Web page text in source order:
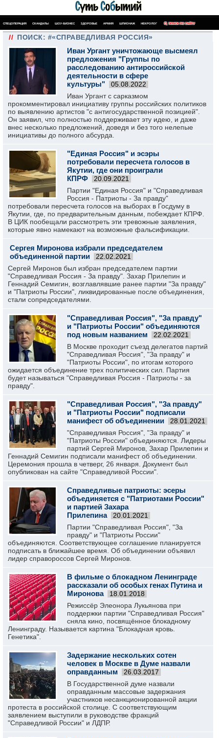
СПЕЦОПЕРАЦИЯ СКАНДАЛЫ ШОУ-БИЗНЕС ЗДОРОВЬЕ АРМИЯ ШПИОНАЖ НЕКРОЛОГ ПОИСК ПО САЙТУ
// ПОИСК: #«СПРАВЕДЛИВАЯ РОССИЯ»
Иван Ургант уничтожающе высмеял
предложения "Группы по
расследованию антироссийской
деятельности в сфере
культуры"
05.08.2022
Иван Ургант с сарказмом
прокомментировал инициативу группы российских политиков
по выявлению артистов "с антигосударственной позицией".
Он заявил, что полностью поддерживает эту идею, и даже
внес несколько предложений, доведя и без того нелепые
инициативы до полного абсурда.
"Единая Россия" и эсэры
потребовали пересчета голосов в
Якутии, где они проиграли
КПРФ
20.09.2021
Партии "Единая Россия" и "Справедливая
Россия - Патриоты - За правду"
потребовали пересчета голосов на выборах в Госдуму в
Якутии, где, по предварительным данным, побеждает КПРФ.
В ЦИК пообещали рассмотреть эти тревожные заявления,
которые явно намекают на возможные фальсификации.
Сергея Миронова избрали председателем
объединенной партии
22.02.2021
Сергей Миронов был избран председателем партии
"Справедливая Россия - За правду". Захар Прилепин и
Геннадий Семигин, возглавлявшие ранее партии "За правду"
и "Патриоты России", ликвидированные после объединения,
стали сопредседателями.
"Справедливая Россия", "За правду"
и "Патриоты России" объединяются
под новым названием
22.02.2021
В Москве проходит съезд делегатов партий
"Справедливая Россия", "За правду" и
"Патриоты России", по итогам которого
ожидается объединение трех политических сил. Партия
будет называться "Справедливая Россия - Патриоты - за
правду".
"Справедливая Россия", "За правду"
и "Патриоты России" подписали
манифест об объединении
28.01.2021
"Справедливая Россия", "За правду" и
"Патриоты России" объединяются. Лидеры
партий Сергей Миронов, Захар Прилепин и
Геннадий Семигин подписали манифест об объединении.
Церемония прошла в четверг, 26 января. Документ был
опубликован на сайте "Справедливой России".
Справедливые патриоты: эсеры
объединяется с "Патриотами России"
и партией Захара
Прилепина
20.01.2021
Партии "Справедливая Россия", "За
правду" и "Патриоты России"
объединяются. Соответствующее соглашение планируется
подписать в ближайшее время. Об объединении объявил
лидер справороссов Сергей Миронов.
В фильме о блокадном Ленинграде
рассказали об особых генах Путина и
Миронова
18.01.2018
Режиссёр Элеонора Лукьянова при
поддержки партии "Справедливая Россия"
сняла кино, посвящённое блокадному
Ленинграду. Называется картина "Блокадная кровь.
Генетика".
Задержание нескольких сотен
человек в Москве в Думе назвали
оправданным
26.03.2017
В Государственной думе назвали
оправданным массовые задержания
участников несанкционированной акции
протеста в российской столице. С соответствующим
заявлением выступили в руководстве фракций
"Справедливой России" и ЛДПР.